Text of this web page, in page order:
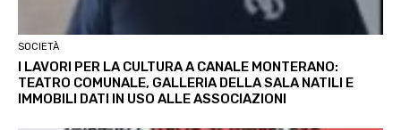
SOCIETÀ
I LAVORI PER LA CULTURA A CANALE MONTERANO:
TEATRO COMUNALE, GALLERIA DELLA SALA NATILI E
IMMOBILI DATI IN USO ALLE ASSOCIAZIONI